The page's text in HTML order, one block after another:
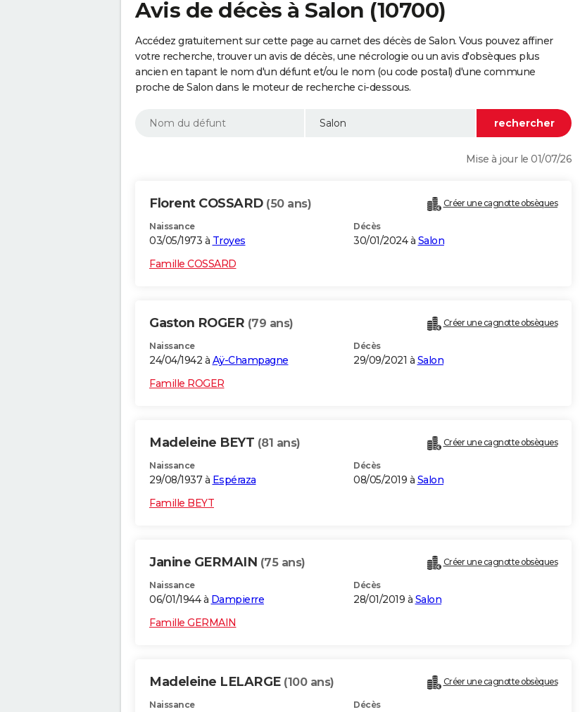
Avis de décès à Salon (10700)
Accédez gratuitement sur cette page au carnet des décès de Salon. Vous pouvez affiner
votre recherche, trouver un avis de décès, une nécrologie ou un avis d'obsèques plus
ancien en tapant le nom d'un défunt et/ou le nom (ou code postal) d'une commune
proche de Salon dans le moteur de recherche ci-dessous.
Mise à jour le 01/07/26
Florent COSSARD (50 ans) Créer une cagnotte obsèques
Naissance
03/05/1973 à Troyes
Décès
30/01/2024 à Salon
Famille COSSARD
Gaston ROGER (79 ans) Créer une cagnotte obsèques
Naissance
24/04/1942 à Aÿ-Champagne
Décès
29/09/2021 à Salon
Famille ROGER
Madeleine BEYT (81 ans) Créer une cagnotte obsèques
Naissance
29/08/1937 à Espéraza
Décès
08/05/2019 à Salon
Famille BEYT
Janine GERMAIN (75 ans) Créer une cagnotte obsèques
Naissance
06/01/1944 à Dampierre
Décès
28/01/2019 à Salon
Famille GERMAIN
Madeleine LELARGE (100 ans) Créer une cagnotte obsèques
Naissance Décès